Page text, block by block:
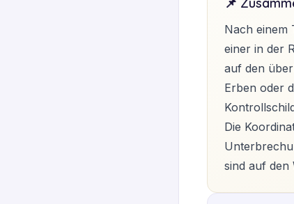
Nach einem
einer in der
auf den
Erben oder
Die
sind auf den